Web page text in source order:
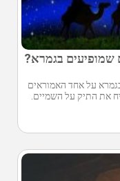
שמופיעים בגמרא?
על אחד האמוראים
את התיק על השמיים.